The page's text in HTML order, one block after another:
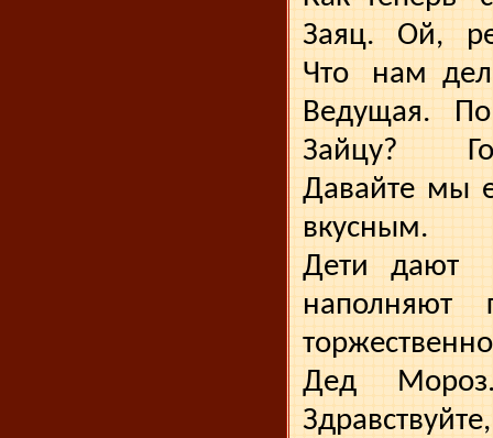
Заяц.
Ой,
Что
нам
Ведущая.
Зайцу?
Давайте мы
вкусным.
Дети дают
наполняют
торжественно
Дед
Здравствуйте,